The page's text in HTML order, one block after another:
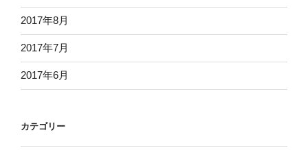
2017年8月
2017年7月
2017年6月
カテゴリー